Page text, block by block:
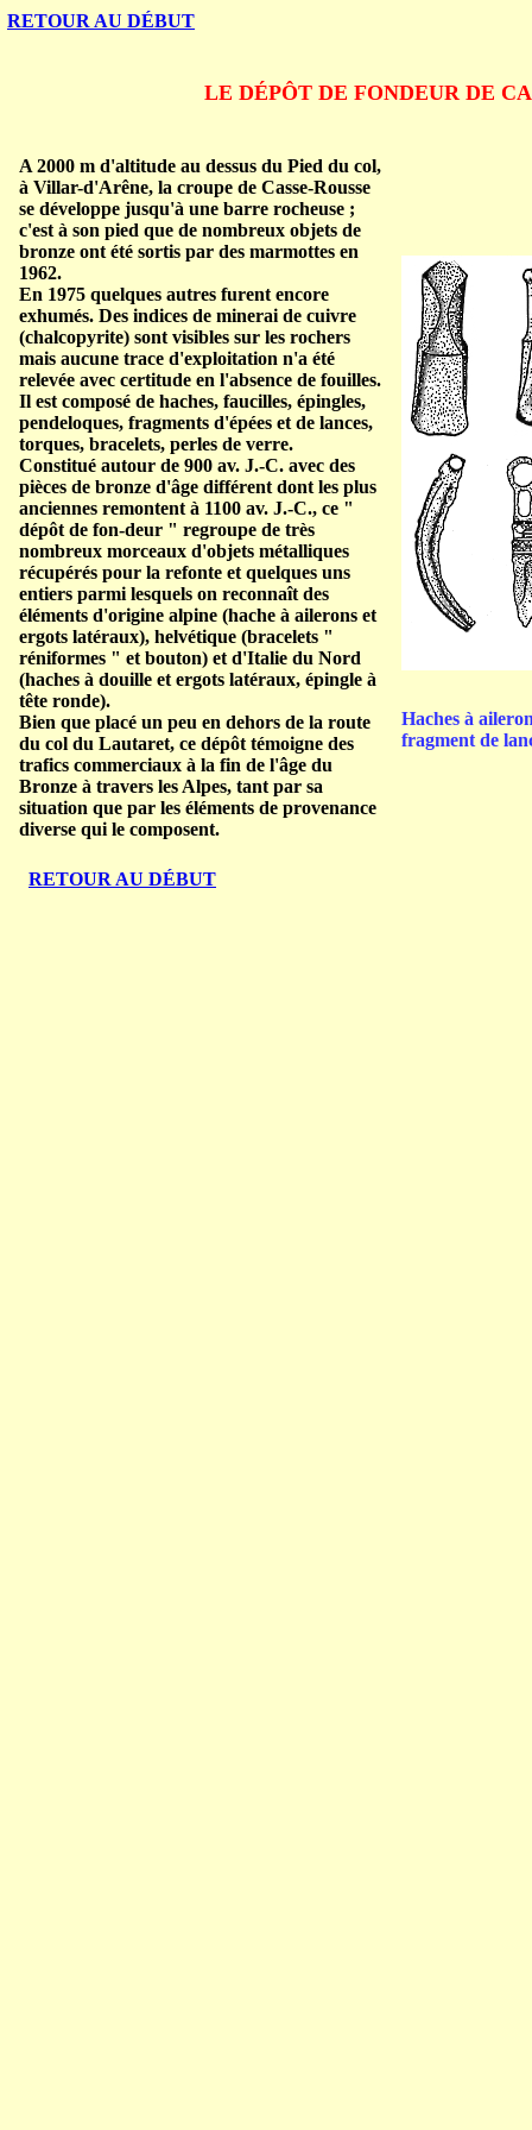
A 2000 m d'altitude au dessus du Pied du col,
à Villar-d'Arêne, la croupe de Casse-Rousse
se développe jusqu'à une barre rocheuse ;
c'est à son pied que de nombreux objets de
bronze ont été sortis par des marmottes en
1962.
En 1975 quelques autres furent encore
exhumés. Des indices de minerai de cuivre
(chalcopyrite) sont visibles sur les rochers
mais aucune trace d'exploitation n'a été
relevée avec certitude en l'absence de fouilles.
Il est composé de haches, faucilles, épingles,
pendeloques, fragments d'épées et de lances,
torques, bracelets, perles de verre.
Constitué autour de 900 av. J.-C. avec des
pièces de bronze d'âge différent dont les plus
anciennes remontent à 1100 av. J.-C., ce "
dépôt de fon-deur " regroupe de très
nombreux morceaux d'objets métalliques
récupérés pour la refonte et quelques uns
entiers parmi lesquels on reconnaît des
éléments d'origine alpine (hache à ailerons et
ergots latéraux), helvétique (bracelets "
réniformes " et bouton) et d'Italie du Nord
(haches à douille et ergots latéraux, épingle à
tête ronde).
Bien que placé un peu en dehors de la route
du col du Lautaret, ce dépôt témoigne des
trafics commerciaux à la fin de l'âge du
Bronze à travers les Alpes, tant par sa
situation que par les éléments de provenance
diverse qui le composent.
LE DÉPÔT DE FONDEUR DE
Haches à
fragment de
RETOUR AU DÉBUT
RETOUR AU DÉBUT